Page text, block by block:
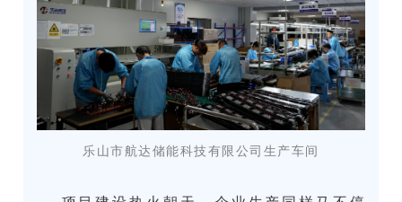
乐山市航达储能科技有限公司生产车间